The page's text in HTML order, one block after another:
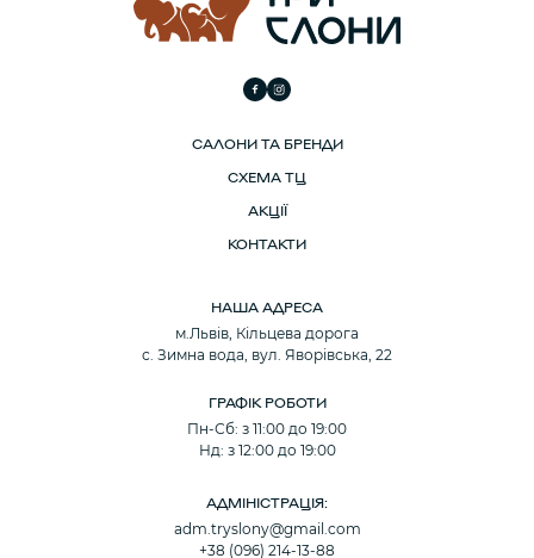
САЛОНИ ТА БРЕНДИ
СХЕМА ТЦ
АКЦІЇ
КОНТАКТИ
НАША АДРЕСА
м.Львів, Кільцева дорога
с. Зимна вода, вул. Яворівська, 22
ГРАФІК РОБОТИ
Пн-Сб: з 11:00 до 19:00
Нд: з 12:00 до 19:00
АДМІНІСТРАЦІЯ:
adm.tryslony@gmail.com
+38 (096) 214-13-88